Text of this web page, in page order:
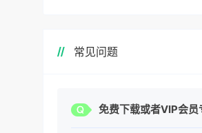
常见问题
免费下载或者VIP会员